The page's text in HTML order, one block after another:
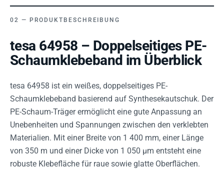
PRODUKTBESCHREIBUNG
tesa 64958 – Doppelseitiges PE-
Schaumklebeband im Überblick
tesa 64958 ist ein weißes, doppelseitiges PE-
Schaumklebeband basierend auf Synthesekautschuk. Der
PE-Schaum-Träger ermöglicht eine gute Anpassung an
Unebenheiten und Spannungen zwischen den verklebten
Materialien. Mit einer Breite von 1 400 mm, einer Länge
von 350 m und einer Dicke von 1 050 µm entsteht eine
robuste Klebefläche für raue sowie glatte Oberflächen.